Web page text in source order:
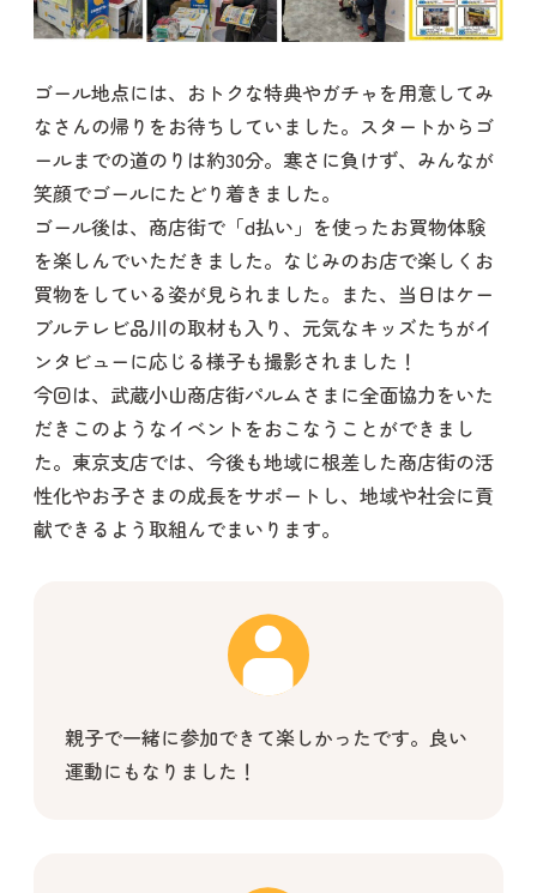
ゴール地点には、おトクな特典やガチャを用意してみ
なさんの帰りをお待ちしていました。スタートからゴ
ールまでの道のりは約30分。寒さに負けず、みんなが
笑顔でゴールにたどり着きました。
ゴール後は、商店街で「d払い」を使ったお買物体験
を楽しんでいただきました。なじみのお店で楽しくお
買物をしている姿が見られました。また、当日はケー
ブルテレビ品川の取材も入り、元気なキッズたちがイ
ンタビューに応じる様子も撮影されました！
今回は、武蔵小山商店街パルムさまに全面協力をいた
だきこのようなイベントをおこなうことができまし
た。東京支店では、今後も地域に根差した商店街の活
性化やお子さまの成長をサポートし、地域や社会に貢
献できるよう取組んでまいります。
親子で一緒に参加できて楽しかったです。良い
運動にもなりました！